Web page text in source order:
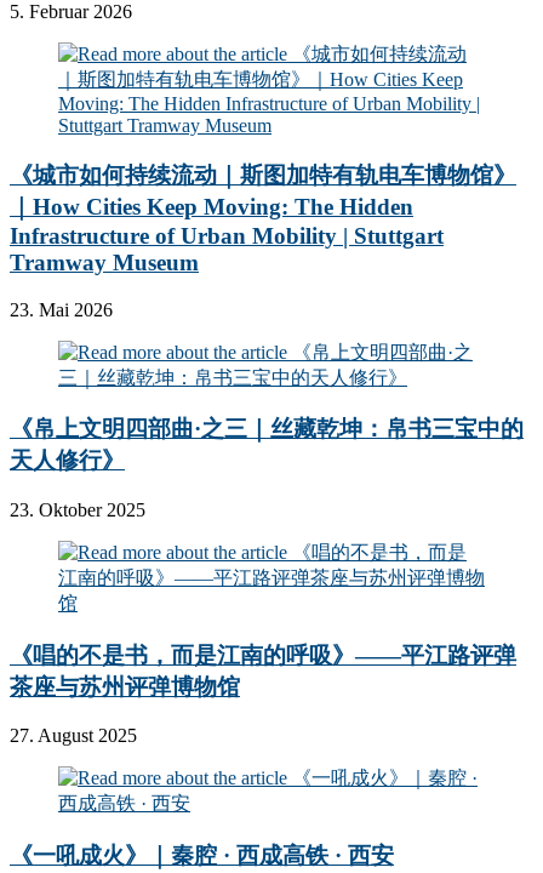
5. Februar 2026
《城市如何持续流动｜斯图加特有轨电车博物馆》
｜How Cities Keep Moving: The Hidden
Infrastructure of Urban Mobility | Stuttgart
Tramway Museum
23. Mai 2026
《帛上文明四部曲·之三｜丝藏乾坤：帛书三宝中的
天人修行》
23. Oktober 2025
《唱的不是书，而是江南的呼吸》——平江路评弹
茶座与苏州评弹博物馆
27. August 2025
《一吼成火》｜秦腔 · 西成高铁 · 西安